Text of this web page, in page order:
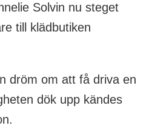
Solvin nu steget
till klädbutiken
dröm om att få driva en
dök upp kändes